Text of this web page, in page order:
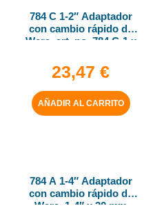
784 C 1-2″ Adaptador
con cambio rápido de
Wera, art. no. 784 C-1 x
23,47 €
AÑADIR AL CARRITO
784 A 1-4″ Adaptador
con cambio rápido de
Wera, 1-4″ x 30 mm